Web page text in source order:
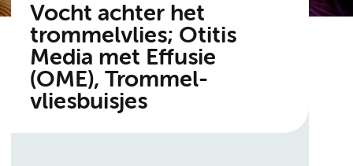
Vocht achter het
trommelvlies; Otitis
Media met Effusie
(OME), Trommel-
vliesbuisjes